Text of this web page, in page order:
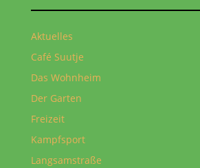
Aktuelles
Café Suutje
Das Wohnheim
Der Garten
Freizeit
Kampfsport
Langsamstraße